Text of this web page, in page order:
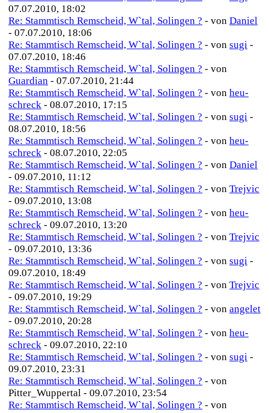
07.07.2010, 18:02
Re: Stammtisch Remscheid, W`tal, Solingen ? - von Daniel
- 07.07.2010, 18:06
Re: Stammtisch Remscheid, W`tal, Solingen ? - von sugi -
07.07.2010, 18:46
Re: Stammtisch Remscheid, W`tal, Solingen ? - von
Guardian - 07.07.2010, 21:44
Re: Stammtisch Remscheid, W`tal, Solingen ? - von heu-
schreck - 08.07.2010, 17:15
Re: Stammtisch Remscheid, W`tal, Solingen ? - von sugi -
08.07.2010, 18:56
Re: Stammtisch Remscheid, W`tal, Solingen ? - von heu-
schreck - 08.07.2010, 22:05
Re: Stammtisch Remscheid, W`tal, Solingen ? - von Daniel
- 09.07.2010, 11:12
Re: Stammtisch Remscheid, W`tal, Solingen ? - von Trejvic
- 09.07.2010, 13:08
Re: Stammtisch Remscheid, W`tal, Solingen ? - von heu-
schreck - 09.07.2010, 13:20
Re: Stammtisch Remscheid, W`tal, Solingen ? - von Trejvic
- 09.07.2010, 13:36
Re: Stammtisch Remscheid, W`tal, Solingen ? - von sugi -
09.07.2010, 18:49
Re: Stammtisch Remscheid, W`tal, Solingen ? - von Trejvic
- 09.07.2010, 19:29
Re: Stammtisch Remscheid, W`tal, Solingen ? - von angelet
- 09.07.2010, 20:28
Re: Stammtisch Remscheid, W`tal, Solingen ? - von heu-
schreck - 09.07.2010, 22:10
Re: Stammtisch Remscheid, W`tal, Solingen ? - von sugi -
09.07.2010, 23:31
Re: Stammtisch Remscheid, W`tal, Solingen ? - von
Pitter_Wuppertal - 09.07.2010, 23:54
Re: Stammtisch Remscheid, W`tal, Solingen ? - von